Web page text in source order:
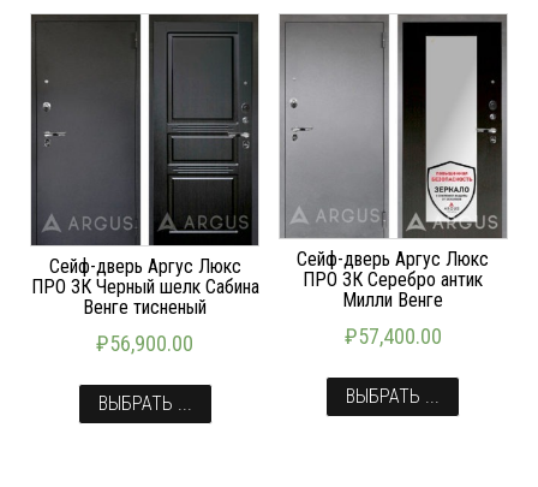
Сейф-дверь Аргус Люкс
ПРО 3К Черный шелк Сабина
Венге тисненый
₽56,900.00
ВЫБРАТЬ ...
Сейф-дверь Аргус Люкс
ПРО 3К Серебро антик
Милли Венге
₽57,400.00
ВЫБРАТЬ ...